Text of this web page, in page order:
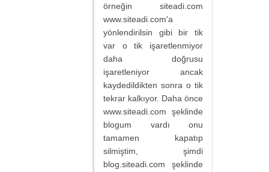
örneğin siteadi.com
www.siteadi.com'a
yönlendirilsin gibi bir tik
var o tik işaretlenmiyor
daha doğrusu
işaretleniyor ancak
kaydedildikten sonra o tik
tekrar kalkıyor. Daha önce
www.siteadi.com şeklinde
blogum vardı onu
tamamen kapatıp
silmiştim, şimdi
blog.siteadi.com şeklinde